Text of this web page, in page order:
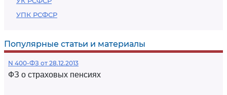
УПК РСФСР
Популярные статьи и материалы
N 400-ФЗ от 28.12.2013
ФЗ о страховых пенсиях